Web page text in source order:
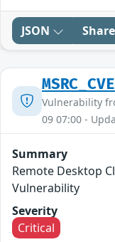
JSON Share
Vulnerability
09 07:00 -
Summary
Remote Desktop
Vulnerability
Severity
Critical